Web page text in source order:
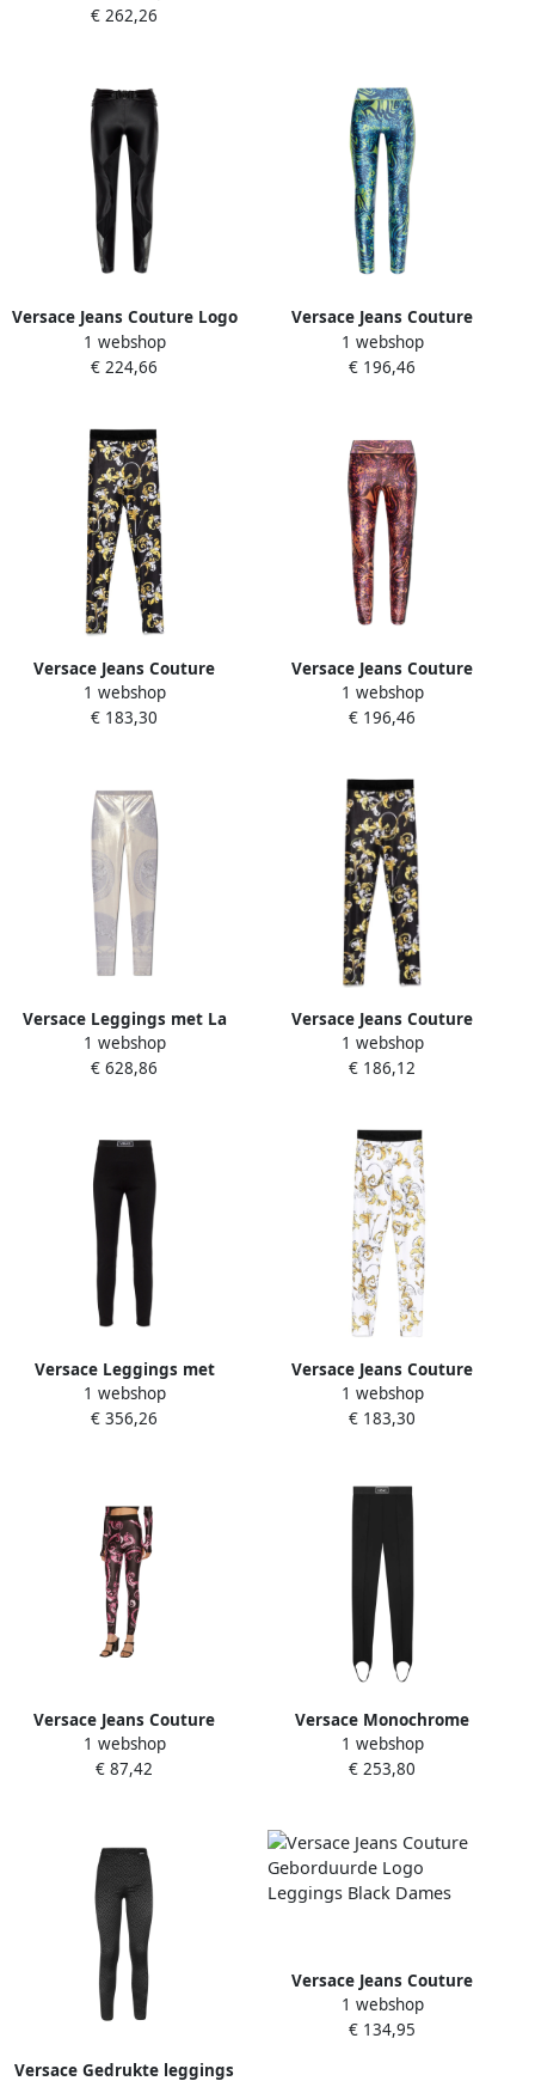
€ 262,26
Versace Jeans Couture Logo
leggings Black Dames
1 webshop
€ 224,66
Versace Jeans Couture
Dierenprint leggings
Multicolor Dames
1 webshop
€ 196,46
Versace Jeans Couture
Barocco Print Leggings
Zwart Goud Logo Multicolor
1 webshop
€ 183,30
Versace Jeans Couture
Leggings met dierenprint
Multicolor Dames
1 webshop
€ 196,46
Versace Leggings met La
Coupe des Dieux print
Yellow Dames
1 webshop
€ 628,86
Versace Jeans Couture
Zwarte en Gouden
Modetrousers Multicolor
1 webshop
€ 186,12
Versace Leggings met
logopatch Black Dames
1 webshop
€ 356,26
Versace Jeans Couture
Barocco Print Logo
Leggings Multicolor Dames
1 webshop
€ 183,30
Versace Jeans Couture
Chromo Print Lycra
Leggings Multicolor Dames
1 webshop
€ 87,42
Versace Monochrome
Geribbelde Leggings met
Merk Monogram Black
1 webshop
€ 253,80
Versace Gedrukte leggings
Versace Jeans Couture
Geborduurde Logo
Leggings Black Dames
1 webshop
€ 134,95